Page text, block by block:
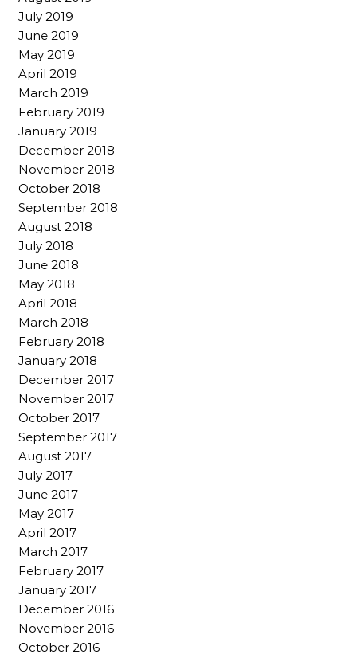
July 2019
June 2019
May 2019
April 2019
March 2019
February 2019
January 2019
December 2018
November 2018
October 2018
September 2018
August 2018
July 2018
June 2018
May 2018
April 2018
March 2018
February 2018
January 2018
December 2017
November 2017
October 2017
September 2017
August 2017
July 2017
June 2017
May 2017
April 2017
March 2017
February 2017
January 2017
December 2016
November 2016
October 2016